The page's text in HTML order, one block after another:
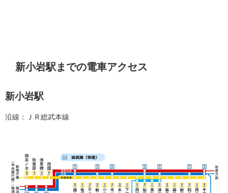
新小岩駅までの電車アクセス
新小岩駅
沿線：ＪＲ総武本線